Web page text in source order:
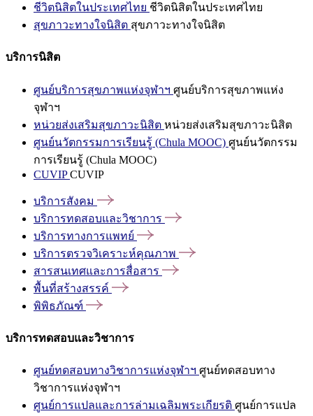
ชีวิตนิสิตในประเทศไทย ชีวิตนิสิตในประเทศไทย
สุขภาวะทางใจนิสิต สุขภาวะทางใจนิสิต
บริการนิสิต
ศูนย์บริการสุขภาพแห่งจุฬาฯ ศูนย์บริการสุขภาพแห่ง
จุฬาฯ
หน่วยส่งเสริมสุขภาวะนิสิต หน่วยส่งเสริมสุขภาวะนิสิต
ศูนย์นวัตกรรมการเรียนรู้ (Chula MOOC) ศูนย์นวัตกรรม
การเรียนรู้ (Chula MOOC)
CUVIPCUVIP
บริการสังคม
บริการทดสอบและวิชาการ
บริการทางการแพทย์
บริการตรวจวิเคราะห์คุณภาพ
สารสนเทศและการสื่อสาร
พื้นที่สร้างสรรค์
พิพิธภัณฑ์
บริการทดสอบและวิชาการ
ศูนย์ทดสอบทางวิชาการแห่งจุฬาฯ ศูนย์ทดสอบทาง
วิชาการแห่งจุฬาฯ
ศูนย์การแปลและการล่ามเฉลิมพระเกียรติ ศูนย์การแปล